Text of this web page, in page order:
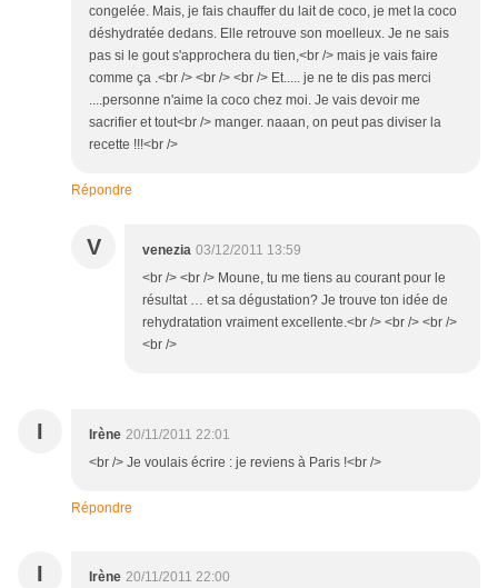
congelée. Mais, je fais chauffer du lait de coco, je met la coco
déshydratée dedans. Elle retrouve son moelleux. Je ne sais
pas si le gout s'approchera du tien,<br /> mais je vais faire
comme ça .<br /> <br /> <br /> Et..... je ne te dis pas merci
....personne n'aime la coco chez moi. Je vais devoir me
sacrifier et tout<br /> manger. naaan, on peut pas diviser la
recette !!!<br />
Répondre
V venezia 03/12/2011 13:59
<br /> <br /> Moune, tu me tiens au courant pour le
résultat … et sa dégustation? Je trouve ton idée de
rehydratation vraiment excellente.<br /> <br /> <br />
<br />
I Irène 20/11/2011 22:01
<br /> Je voulais écrire : je reviens à Paris !<br />
Répondre
I Irène 20/11/2011 22:00